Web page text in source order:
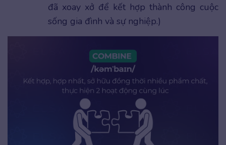
đã xoay xở để kết hợp thành công cuộc
sống gia đình và sự nghiệp.)